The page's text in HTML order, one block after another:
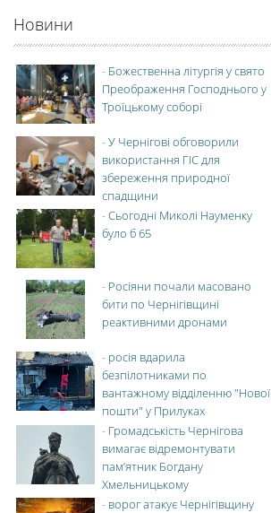
Новини
- Божественна літургія у свято
Преображення Господнього у
Троїцькому соборі
-У Чернігові обговорили
використання ГІС для
збереження природної
спадщини
-Сьогодні Миколі Науменку
було б 65
- Росіяни почали масовано
бити по Чернігівщині
реактивними дронами
- росія вдарила
безпілотниками по
вантажному відділенню "Нової
пошти" у Прилуках
- Громадськість Чернігова
вимагає відремонтувати
пам’ятник Богдану
Хмельницькому
- ворог атакує Чернігівщину